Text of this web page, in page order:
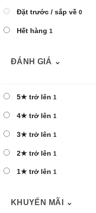
Đặt trước / sắp về 0
Hết hàng 1
ĐÁNH GIÁ ⌄
5★ trở lên 1
4★ trở lên 1
3★ trở lên 1
2★ trở lên 1
1★ trở lên 1
KHUYẾN MÃI ⌄